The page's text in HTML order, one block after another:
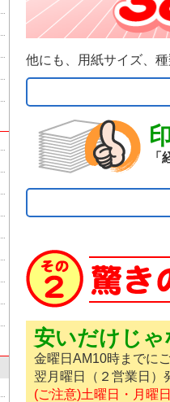
他にも、用紙サイズ、
安いだけじ
金曜日AM10時までに
翌月曜日（２営業日）
(ご注意)土曜日・月曜